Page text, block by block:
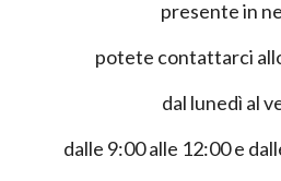
presente in
potete contattarci
dal lunedì al
dalle 9:00 alle 12:00 e